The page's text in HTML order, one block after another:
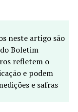
neste artigo são
Boletim
refletem o
e podem
e safras